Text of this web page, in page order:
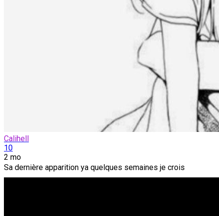
Calihell
10
2 mo
Sa dernière apparition ya quelques semaines je crois